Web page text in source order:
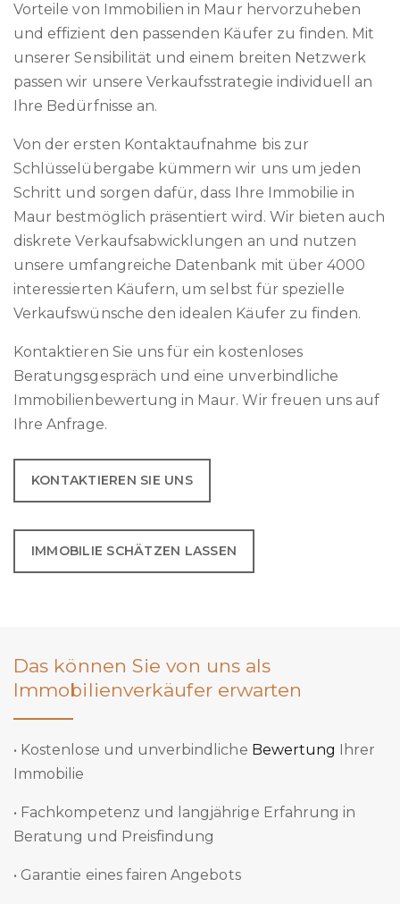
Vorteile von Immobilien in Maur hervorzuheben
und effizient den passenden Käufer zu finden. Mit
unserer Sensibilität und einem breiten Netzwerk
passen wir unsere Verkaufsstrategie individuell an
Ihre Bedürfnisse an.
Von der ersten Kontaktaufnahme bis zur
Schlüsselübergabe kümmern wir uns um jeden
Schritt und sorgen dafür, dass Ihre Immobilie in
Maur bestmöglich präsentiert wird. Wir bieten auch
diskrete Verkaufsabwicklungen an und nutzen
unsere umfangreiche Datenbank mit über 4000
interessierten Käufern, um selbst für spezielle
Verkaufswünsche den idealen Käufer zu finden.
Kontaktieren Sie uns für ein kostenloses
Beratungsgespräch und eine unverbindliche
Immobilienbewertung in Maur. Wir freuen uns auf
Ihre Anfrage.
KONTAKTIEREN SIE UNS
IMMOBILIE SCHÄTZEN LASSEN
Das können Sie von uns als
Immobilienverkäufer erwarten
• Kostenlose und unverbindliche Bewertung Ihrer
Immobilie
• Fachkompetenz und langjährige Erfahrung in
Beratung und Preisfindung
• Garantie eines fairen Angebots